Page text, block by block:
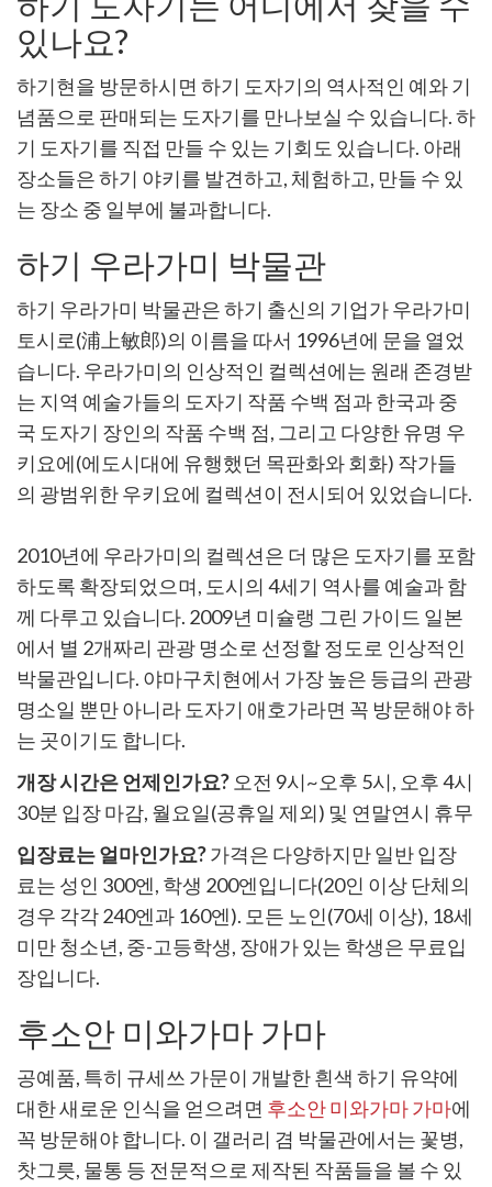
있나요?
하기현을 방문하시면 하기 도자기의 역사적인 예와 기
념품으로 판매되는 도자기를 만나보실 수 있습니다. 하
기 도자기를 직접 만들 수 있는 기회도 있습니다. 아래
장소들은 하기 야키를 발견하고, 체험하고, 만들 수 있
는 장소 중 일부에 불과합니다.
하기 우라가미 박물관
하기 우라가미 박물관은 하기 출신의 기업가 우라가미
토시로(浦上敏郎)의 이름을 따서 1996년에 문을 열었
습니다. 우라가미의 인상적인 컬렉션에는 원래 존경받
는 지역 예술가들의 도자기 작품 수백 점과 한국과 중
국 도자기 장인의 작품 수백 점, 그리고 다양한 유명 우
키요에(에도시대에 유행했던 목판화와 회화) 작가들
의 광범위한 우키요에 컬렉션이 전시되어 있었습니다.
2010년에 우라가미의 컬렉션은 더 많은 도자기를 포함
하도록 확장되었으며, 도시의 4세기 역사를 예술과 함
께 다루고 있습니다. 2009년 미슐랭 그린 가이드 일본
에서 별 2개짜리 관광 명소로 선정할 정도로 인상적인
박물관입니다. 야마구치현에서 가장 높은 등급의 관광
명소일 뿐만 아니라 도자기 애호가라면 꼭 방문해야 하
는 곳이기도 합니다.
개장 시간은 언제인가요? 오전 9시~오후 5시, 오후 4시
30분 입장 마감, 월요일(공휴일 제외) 및 연말연시 휴무
입장료는 얼마인가요?가격은 다양하지만 일반 입장
료는 성인 300엔, 학생 200엔입니다(20인 이상 단체의
경우 각각 240엔과 160엔). 모든 노인(70세 이상), 18세
미만 청소년, 중-고등학생, 장애가 있는 학생은 무료입
장입니다.
후소안 미와가마 가마
공예품, 특히 규세쓰 가문이 개발한 흰색 하기 유약에
대한 새로운 인식을 얻으려면 후소안 미와가마 가마에
꼭 방문해야 합니다. 이 갤러리 겸 박물관에서는 꽃병,
찻그릇, 물통 등 전문적으로 제작된 작품들을 볼 수 있